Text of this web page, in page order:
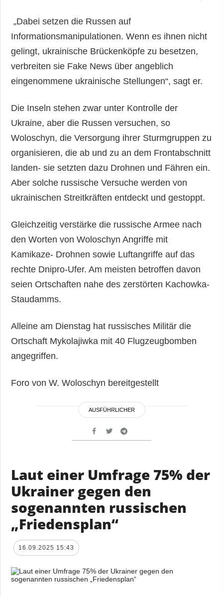
„Dabei setzen die Russen auf
Informationsmanipulationen. Wenn es ihnen nicht
gelingt, ukrainische Brückenköpfe zu besetzen,
verbreiten sie Fake News über angeblich
eingenommene ukrainische Stellungen“, sagt er.
Die Inseln stehen zwar unter Kontrolle der
Ukraine, aber die Russen versuchen, so
Woloschyn, die Versorgung ihrer Sturmgruppen zu
organisieren, die ab und zu an dem Frontabschnitt
landen- sie setzten dazu Drohnen und Fähren ein.
Aber solche russische Versuche werden von
ukrainischen Streitkräften entdeckt und gestoppt.
Gleichzeitig verstärke die russische Armee nach
den Worten von Woloschyn Angriffe mit
Kamikaze- Drohnen sowie Luftangriffe auf das
rechte Dnipro-Ufer. Am meisten betroffen davon
seien Ortschaften nahe des zerstörten Kachowka-
Staudamms.
Alleine am Dienstag hat russisches Militär die
Ortschaft Mykolajiwka mit 40 Flugzeugbomben
angegriffen.
Foro von W. Woloschyn bereitgestellt
AUSFÜHRLICHER
Laut einer Umfrage 75% der
Ukrainer gegen den
sogenannten russischen
„Friedensplan“
16.09.2025 15:43